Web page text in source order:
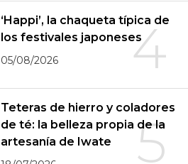
4
‘Happi’, la chaqueta típica de
los festivales japoneses
05/08/2026
5
Teteras de hierro y coladores
de té: la belleza propia de la
artesanía de Iwate